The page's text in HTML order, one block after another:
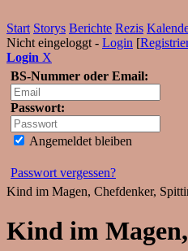
Start Storys Berichte Rezis
Nicht eingeloggt - Login [
Login X
BS-Nummer oder Email:
Passwort:
Angemeldet bleiben
Passwort vergessen?
Kind im Magen, Chefdenker,
Kind im